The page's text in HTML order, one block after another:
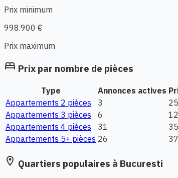
Prix minimum
998.900 €
Prix maximum
bed Prix par nombre de pièces
Type Annonces actives
Appartements 2 pièces
3
Appartements 3 pièces
6
Appartements 4 pièces
31
Appartements 5+ pièces 26
location_on Quartiers populaires à Bucuresti